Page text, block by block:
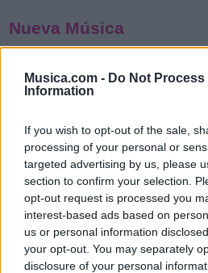
Musica.com - Do Not Process
Information
If you wish to opt-out of the sale,
processing of your personal or
targeted advertising by us, please
section to confirm your selection.
opt-out request is processed you
interest-based ads based on
us or personal information
your opt-out. You may separately
disclosure of your personal
Nueva Música
Pop Rock
Indie Heavy Electrónica Más
Yo Era
Muñoz
Alejandro
Novedad